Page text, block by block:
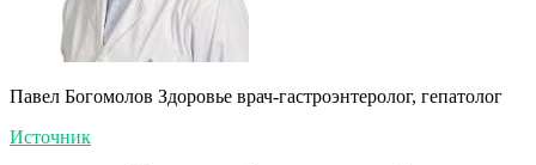
Павел Богомолов Здоровье врач-гастроэнтеролог, гепатолог
Источник